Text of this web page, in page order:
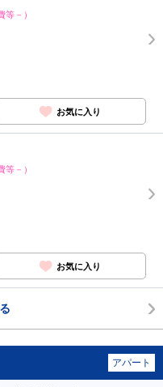
等－）
お気に入り
等－）
お気に入り
アパート